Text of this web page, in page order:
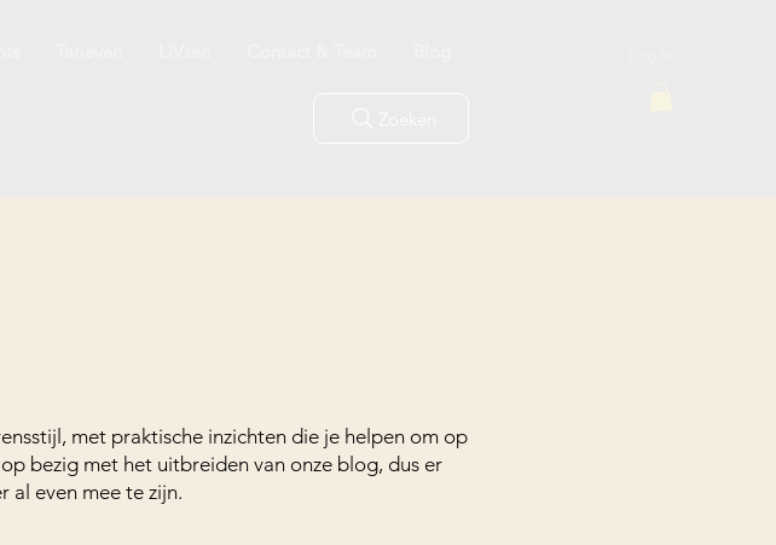
met praktische inzichten die je helpen om op
bezig met het uitbreiden van onze blog, dus er
al even mee te zijn.